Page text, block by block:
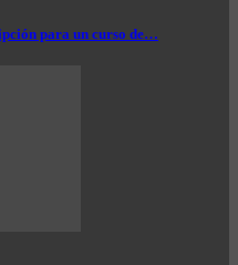
para un curso de…